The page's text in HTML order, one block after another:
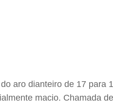
aro dianteiro de 17
macio. Chamada